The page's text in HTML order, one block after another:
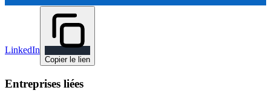
LinkedIn
Copier le lien
Entreprises liées